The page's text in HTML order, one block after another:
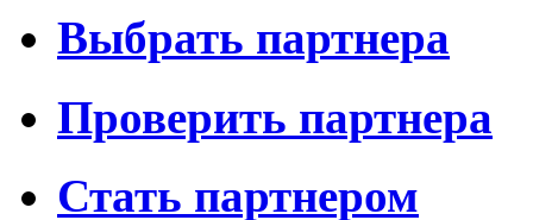
Выбрать партнера
Проверить партнера
Стать партнером